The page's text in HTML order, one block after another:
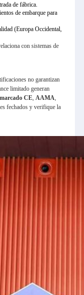
de fábrica.
de embarque para
(Europa Occidental,
con sistemas de
no garantizan
limitado generan
marcado CE, AAMA
fechados y verifique la